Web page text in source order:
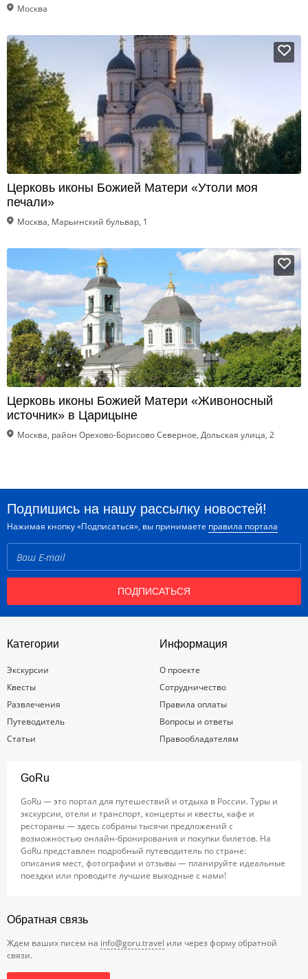
Москва
Церковь иконы Божией Матери «Утоли моя
печали»
Москва, Марьинский бульвар, 1
Церковь иконы Божией Матери «Живоносный
источник» в Царицыне
Москва, район Орехово-Борисово Северное, Дольская улица, 2
Подпишись на нашу рассылку новостей!
Нажимая кнопку «Подписаться», вы принимаете правила портала
ПОДПИСАТЬСЯ
Категории
Экскурсии
Квесты
Развлечения
Путеводитель
Статьи
Информация
О проекте
Сотрудничество
Правила оплаты
Вопросы и ответы
Правообладателям
GoRu
GoRu — это портал для путешествий и отдыха в России. Туры и
экскурсии, отели и транспорт, концерты и квесты, кафе и
рестораны — здесь собраны тысячи предложений с
возможностью онлайн-бронирования и покупки билетов. На
GoRu представлен подробный путеводитель по стране:
описания мест, фотографии и отзывы — планируйте идеальные
поездки или проводите лучшие выходные с нами!
Обратная связь
Ждем ваших писем на info@goru.travel или через форму обратной
связи.